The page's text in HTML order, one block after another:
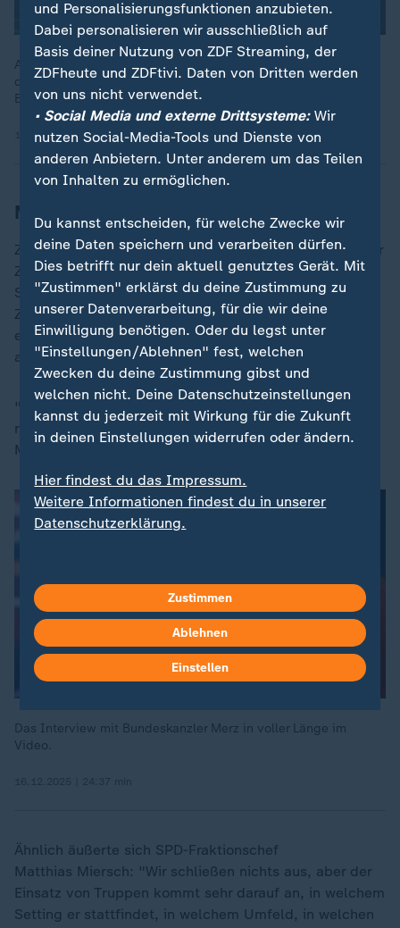
All das, was Putin immer gefordert habe, werde gegenwärtig
der Ukraine abverlangt, sagt Rüdiger von Fritsch, ehemaliger
Botschafter in Moskau.
16.12.2025 | 5:00 min
Merz will Zone absichern lassen
Zuvor hatte BundeskanzlerFriedrich Merz (CDU) in der
ZDF-Sendung "Was nun, ..?" zu möglichen
Sicherheitsgarantien erklärt, Im Rahmen dieser
Zusagen könne man "zum Beispiel eine
entmilitarisierte Zone zwischen den Kriegsparteien
absichern".
"Und sehr konkret: Wir würden auch entsprechende
russische Übergriffe und Angriffe erwidern", sagte
Merz. So weit sei man jedoch noch nicht.
Das Interview mit Bundeskanzler Merz in voller Länge im
Video.
Ähnlich äußerte sich SPD-Fraktionschef
Matthias Miersch: "Wir schließen nichts aus, aber der
Einsatz von Truppen kommt sehr darauf an, in welchem
Setting er stattfindet, in welchem Umfeld, in welchen
und Personalisierungsfunktionen anzubieten.
Dabei personalisieren wir ausschließlich auf
Basis deiner Nutzung von ZDF Streaming, der
ZDFheute und ZDFtivi. Daten von Dritten werden
von uns nicht verwendet.
• Social Media und externe Drittsysteme:Wir
nutzen Social-Media-Tools und Dienste von
anderen Anbietern. Unter anderem um das Teilen
von Inhalten zu ermöglichen.
Du kannst entscheiden, für welche Zwecke wir
deine Daten speichern und verarbeiten dürfen.
Dies betrifft nur dein aktuell genutztes Gerät. Mit
"Zustimmen" erklärst du deine Zustimmung zu
unserer Datenverarbeitung, für die wir deine
Einwilligung benötigen. Oder du legst unter
"Einstellungen/Ablehnen" fest, welchen
Zwecken du deine Zustimmung gibst und
welchen nicht. Deine Datenschutzeinstellungen
kannst du jederzeit mit Wirkung für die Zukunft
in deinen Einstellungen widerrufen oder ändern.
Hier findest du das Impressum.
Weitere Informationen findest du in unserer
Datenschutzerklärung.
Zustimmen
Ablehnen
Einstellen